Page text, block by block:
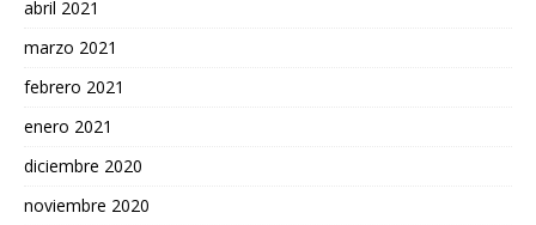
abril 2021
marzo 2021
febrero 2021
enero 2021
diciembre 2020
noviembre 2020